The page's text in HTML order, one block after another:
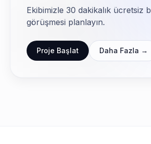
Ekibimizle 30 dakikalık ücretsiz
görüşmesi planlayın.
Proje Başlat Daha Fazla →